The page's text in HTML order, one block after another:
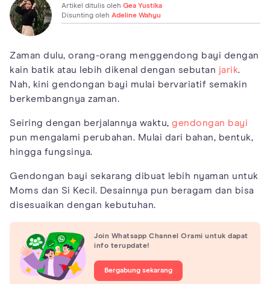
Artikel ditulis oleh Gea Yustika
Disunting oleh Adeline Wahyu
Zaman dulu, orang-orang menggendong bayi dengan
kain batik atau lebih dikenal dengan sebutan jarik.
Nah, kini gendongan bayi mulai bervariatif semakin
berkembangnya zaman.
Seiring dengan berjalannya waktu, gendongan bayi
pun mengalami perubahan. Mulai dari bahan, bentuk,
hingga fungsinya.
Gendongan bayi sekarang dibuat lebih nyaman untuk
Moms dan Si Kecil. Desainnya pun beragam dan bisa
disesuaikan dengan kebutuhan.
Join Whatsapp Channel Orami untuk dapat
info terupdate!
Bergabung sekarang